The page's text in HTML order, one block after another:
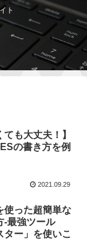
ト
ても大丈夫！】
の書き方を例
2021.09.29
使った超簡単な
-最強ツール
ター」を使いこ